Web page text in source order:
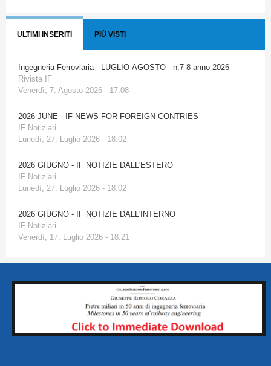
ULTIMI INSERITI PIÙ VISTI
Ingegneria Ferroviaria - LUGLIO-AGOSTO - n.7-8 anno 2026
Rivista IF
Venerdì, 7. Agosto 2026 - 17:08
2026 JUNE - IF NEWS FOR FOREIGN CONTRIES
IF Notiziari
Lunedì, 27. Luglio 2026 - 18:02
2026 GIUGNO - IF NOTIZIE DALL'ESTERO
IF Notiziari
Lunedì, 27. Luglio 2026 - 18:02
2026 GIUGNO - IF NOTIZIE DALL'INTERNO
IF Notiziari
Venerdì, 17. Luglio 2026 - 18:21